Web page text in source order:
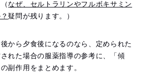
なぜ、セルトラリンやフルボキサミン
疑問が残ります。）
から夕食後になるのなら、定められた
れた場合の服薬指導の参考に、「傾
副作用をまとめます。